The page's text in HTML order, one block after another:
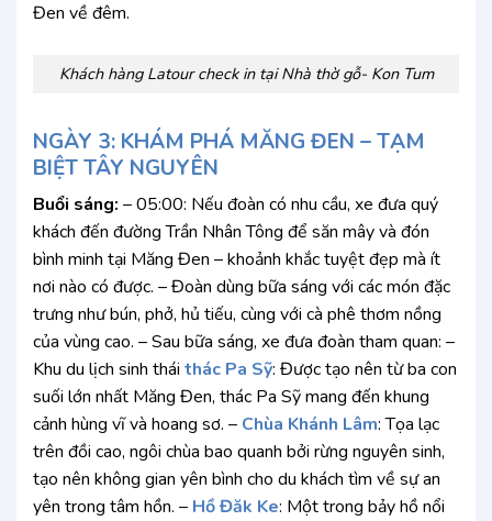
Đen về đêm.
Khách hàng Latour check in tại Nhà thờ gỗ- Kon Tum
NGÀY 3: KHÁM PHÁ MĂNG ĐEN – TẠM
BIỆT TÂY NGUYÊN
Buổi sáng: – 05:00: Nếu đoàn có nhu cầu, xe đưa quý
khách đến đường Trần Nhân Tông để săn mây và đón
bình minh tại Măng Đen – khoảnh khắc tuyệt đẹp mà ít
nơi nào có được. – Đoàn dùng bữa sáng với các món đặc
trưng như bún, phở, hủ tiếu, cùng với cà phê thơm nồng
của vùng cao. – Sau bữa sáng, xe đưa đoàn tham quan: –
Khu du lịch sinh thái thác Pa Sỹ: Được tạo nên từ ba con
suối lớn nhất Măng Đen, thác Pa Sỹ mang đến khung
cảnh hùng vĩ và hoang sơ. – Chùa Khánh Lâm: Tọa lạc
trên đồi cao, ngôi chùa bao quanh bởi rừng nguyên sinh,
tạo nên không gian yên bình cho du khách tìm về sự an
yên trong tâm hồn. – Hồ Đăk Ke: Một trong bảy hồ nổi